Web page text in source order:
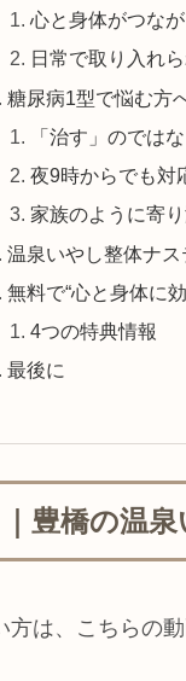
心と身体がつな
日常で取り入れ
糖尿病1型で悩む方
「治す」のでは
夜9時からでも対
家族のように寄
温泉いやし整体ナ
無料で“心と身体に
4つの特典情報
最後に
豊橋の温
は、こちらの動